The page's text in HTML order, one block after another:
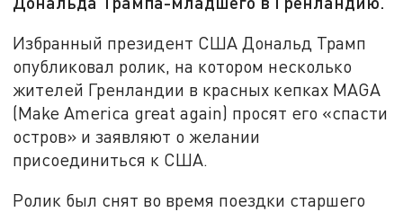
Избранный президент США Дональд Трамп
опубликовал ролик, на котором несколько
жителей Гренландии в красных кепках MAGA
(Make America great again) просят его «спасти
остров» и заявляют о желании
присоединиться к США.
Ролик был снят во время поездки старшего